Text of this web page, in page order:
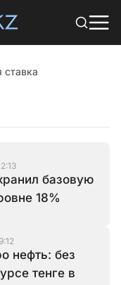
ставка
базовую
18%
нефть: без
тенге в